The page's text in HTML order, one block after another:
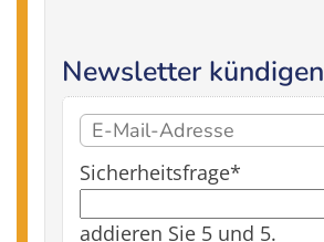
Newsletter kündigen
E-
Adresse
Pflichtfeld
Sicherheitsfrage*
addieren Sie 5 und 5.